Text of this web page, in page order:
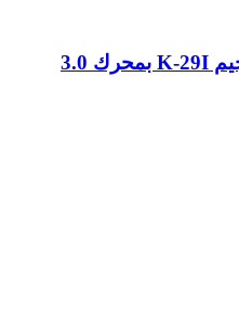
جهاز مشي كهربائي فوكس جيم K-29I بمحرك 3.0